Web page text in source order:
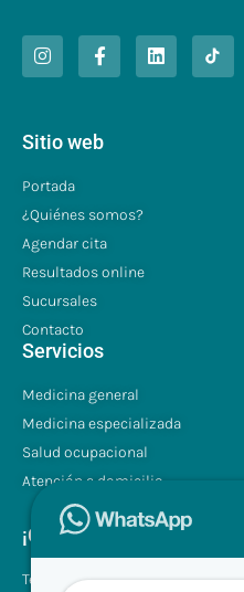
Sitio web
Portada
¿Quiénes somos?
Agendar cita
Resultados online
Sucursales
Contacto
Servicios
Medicina general
Medicina especializada
Salud ocupacional
Atención a domicilio
¡Contáctenos!
Tel.: +507 310 0680/81